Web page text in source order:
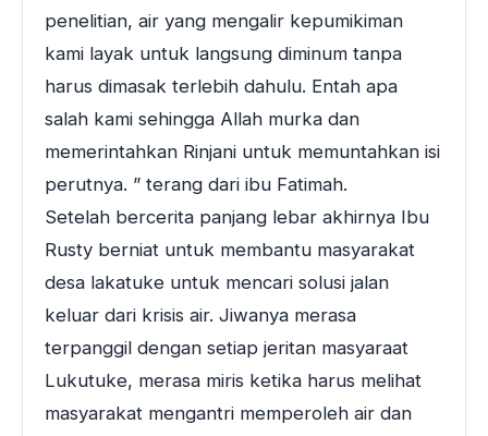
penelitian, air yang mengalir kepumikiman
kami layak untuk langsung diminum tanpa
harus dimasak terlebih dahulu. Entah apa
salah kami sehingga Allah murka dan
memerintahkan Rinjani untuk memuntahkan isi
perutnya. ” terang dari ibu Fatimah.
Setelah bercerita panjang lebar akhirnya Ibu
Rusty berniat untuk membantu masyarakat
desa lakatuke untuk mencari solusi jalan
keluar dari krisis air. Jiwanya merasa
terpanggil dengan setiap jeritan masyaraat
Lukutuke, merasa miris ketika harus melihat
masyarakat mengantri memperoleh air dan